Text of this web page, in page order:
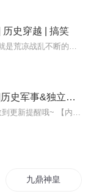
史穿越 | 搞笑
免费|穿越之我是废柴小皇子|历史军事&独立&深沉
九鼎神皇